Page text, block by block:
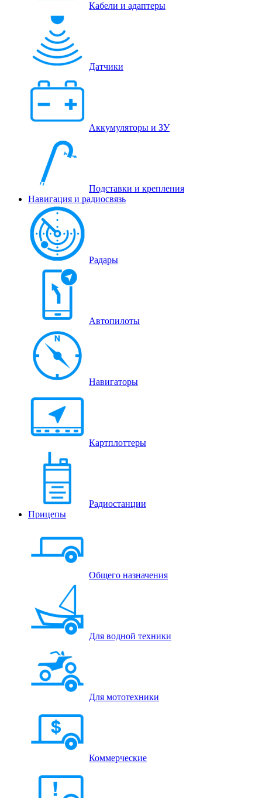
Кабели и адаптеры
Датчики
Аккумуляторы и ЗУ
Подставки и крепления
Навигация и радиосвязь
Радары
Автопилоты
Навигаторы
Картплоттеры
Радиостанции
Прицепы
Общего назначения
Для водной техники
Для мототехники
Коммерческие